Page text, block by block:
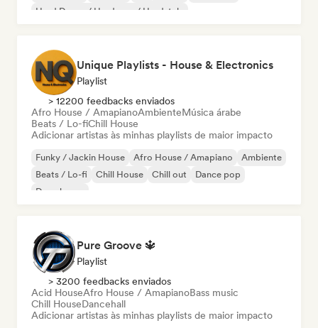
Hard Dance / Hardcore / Hardstyle
Unique Playlists - House & Electronics
Playlist
> 12200 feedbacks enviados
Afro House / AmapianoAmbienteMúsica árabe
Beats / Lo-fiChill House
Adicionar artistas às minhas playlists de maior impacto
Funky / Jackin House Afro House / Amapiano
Ambiente
Beats / Lo-fi
Chill House Chill out
Dance pop
Deep house
Pure Groove 🔱
Playlist
> 3200 feedbacks enviados
Acid HouseAfro House / AmapianoBass music
Chill HouseDancehall
Adicionar artistas às minhas playlists de maior impacto